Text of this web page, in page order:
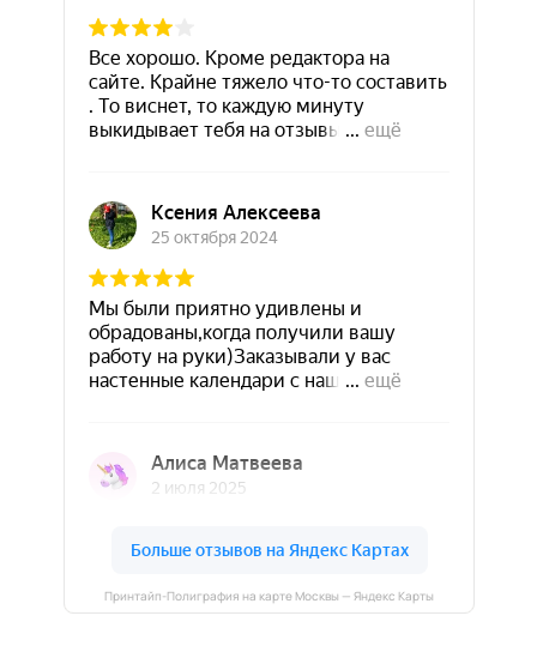
Принтайп-Полиграфия на карте Москвы — Яндекс Карты